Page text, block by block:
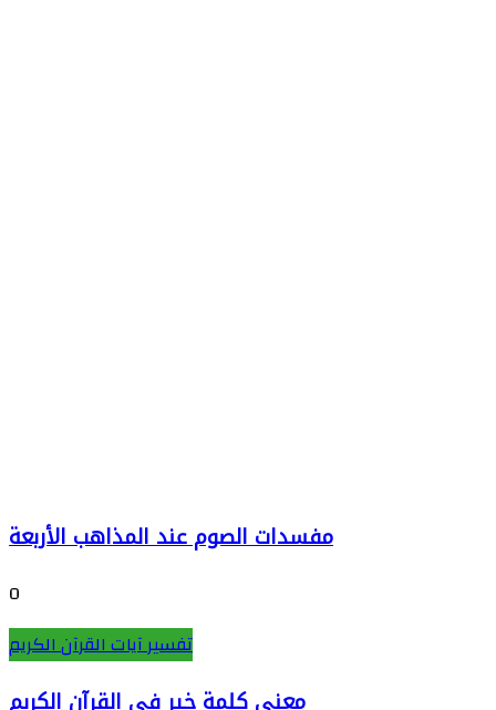
مفسدات الصوم عند المذاهب الأربعة
0
تفسير آيات القرآن الكريم